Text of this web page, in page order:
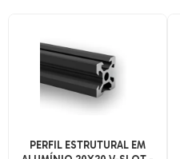
PERFIL ESTRUTURAL EM